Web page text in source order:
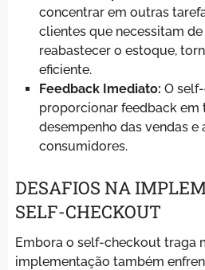
concentrar em outras
clientes que necessitam
reabastecer o estoque,
eficiente.
Feedback Imediato: O
proporcionar feedback em
desempenho das vendas e
consumidores.
DESAFIOS NA
SELF-CHECKOUT
Embora o self-checkout traga
implementação também